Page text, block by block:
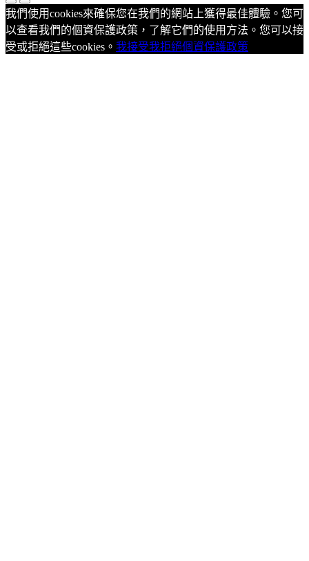
我們使用cookies來確保您在我們的網站上獲得最佳體驗。您可
以查看我們的個資保護政策，了解它們的使用方法。您可以接
受或拒絕這些cookies。 我接受我拒絕個資保護政策